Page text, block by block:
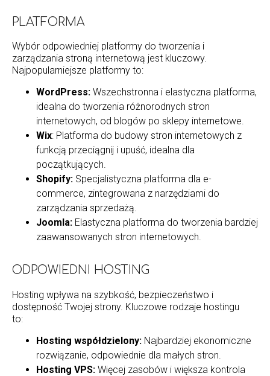
PLATFORMA
Wybór odpowiedniej platformy do tworzenia i
zarządzania stroną internetową jest kluczowy.
Najpopularniejsze platformy to:
WordPress: Wszechstronna i elastyczna platforma,
idealna do tworzenia różnorodnych stron
internetowych, od blogów po sklepy internetowe.
Wix: Platforma do budowy stron internetowych z
funkcją przeciągnij i upuść, idealna dla
początkujących.
Shopify: Specjalistyczna platforma dla e-
commerce, zintegrowana z narzędziami do
zarządzania sprzedażą.
Joomla: Elastyczna platforma do tworzenia bardziej
zaawansowanych stron internetowych.
ODPOWIEDNI HOSTING
Hosting wpływa na szybkość, bezpieczeństwo i
dostępność Twojej strony. Kluczowe rodzaje hostingu
to:
Hosting współdzielony: Najbardziej ekonomiczne
rozwiązanie, odpowiednie dla małych stron.
Hosting VPS: Więcej zasobów i większa kontrola